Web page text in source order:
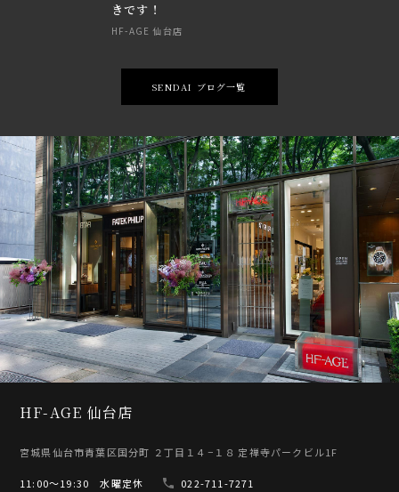
きです！
HF-AGE 仙台店
SENDAI ブログ一覧
HF-AGE 仙台店
宮城県仙台市青葉区国分町 ２丁目１４−１８ 定禅寺パークビル1F
11:00〜19:30 水曜定休
022-711-7271